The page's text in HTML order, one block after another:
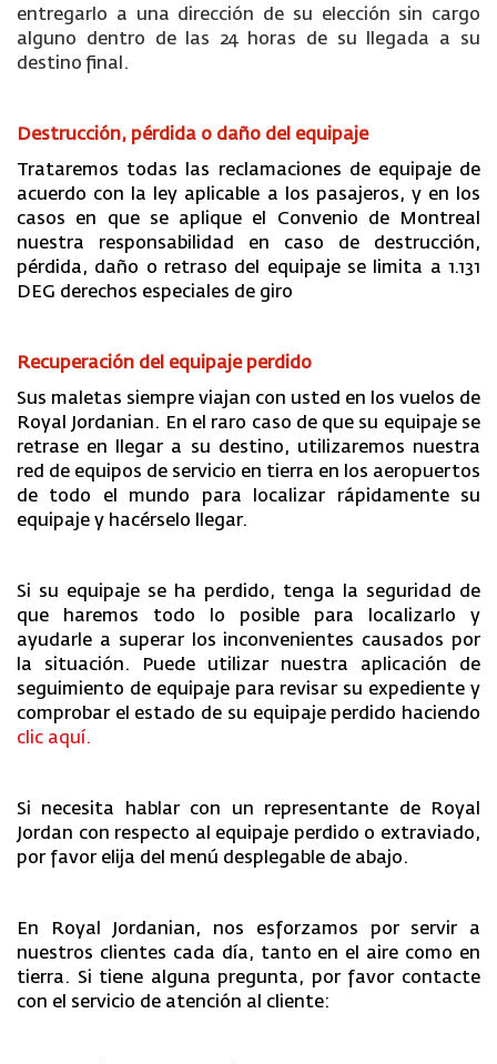
entregarlo a una dirección de su elección sin cargo
alguno dentro de las 24 horas de su llegada a su
destino final.
Destrucción, pérdida o daño del equipaje
Trataremos todas las reclamaciones de equipaje de
acuerdo con la ley aplicable a los pasajeros, y en los
casos en que se aplique el Convenio de Montreal
nuestra responsabilidad en caso de destrucción,
pérdida, daño o retraso del equipaje se limita a 1.131
DEG derechos especiales de giro
Recuperación del equipaje perdido
Sus maletas siempre viajan con usted en los vuelos de
Royal Jordanian. En el raro caso de que su equipaje se
retrase en llegar a su destino, utilizaremos nuestra
red de equipos de servicio en tierra en los aeropuertos
de todo el mundo para localizar rápidamente su
equipaje y hacérselo llegar.
Si su equipaje se ha perdido, tenga la seguridad de
que haremos todo lo posible para localizarlo y
ayudarle a superar los inconvenientes causados por
la situación. Puede utilizar nuestra aplicación de
seguimiento de equipaje para revisar su expediente y
comprobar el estado de su equipaje perdido haciendo
clic aquí.
Si necesita hablar con un representante de Royal
Jordan con respecto al equipaje perdido o extraviado,
por favor elija del menú desplegable de abajo.
En Royal Jordanian, nos esforzamos por servir a
nuestros clientes cada día, tanto en el aire como en
tierra. Si tiene alguna pregunta, por favor contacte
con el servicio de atención al cliente: